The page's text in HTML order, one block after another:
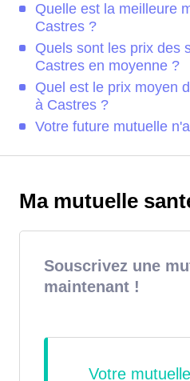
Quelle est la meilleure
Castres ?
Quels sont les prix des
Castres en moyenne ?
Quel est le prix moyen
à Castres ?
Votre future mutuelle
Ma mutuelle
Souscrivez une
maintenant !